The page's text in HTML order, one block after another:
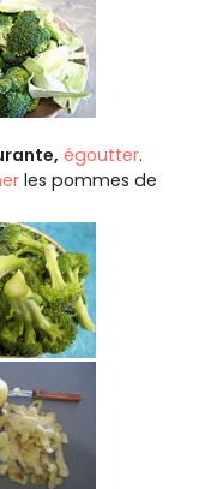
égoutter.
les pommes de